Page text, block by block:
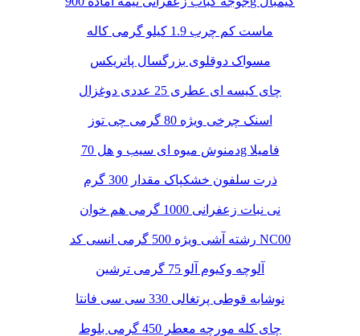
ماست کم چرب 1.9 کیلو گرمی کاله
مسواک دوقلوی بزرگسال پاتریکس
چای کیسه ای عطری 25 عددی دوغزال
اسنک چرخی ویژه 80 گرمی چی توز
دمنوش میوه ای سیب و هل 70g فامیلا
ذرت سلفون خشکپاک مقدار 300 گرم
نی نبات زعفرانی 1000 گرمی هم خوان
رشته آشی ویژه 500 گرمی انسی کد NC00
آلوچه وکیوم آلو 75 گرمی ترشین
نوشابه قوطی پرتغالی 330 سی سی فانتا
چای کله مورچه معطر 450 گرمی بلوط